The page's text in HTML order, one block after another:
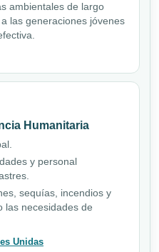
ambientales de largo
las generaciones jóvenes
Humanitaria
y personal
sequías, incendios y
las necesidades de
Unidas